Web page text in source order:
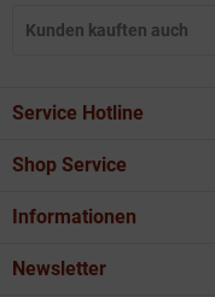
Kunden kauften auch
Service Hotline
Shop Service
Informationen
Newsletter